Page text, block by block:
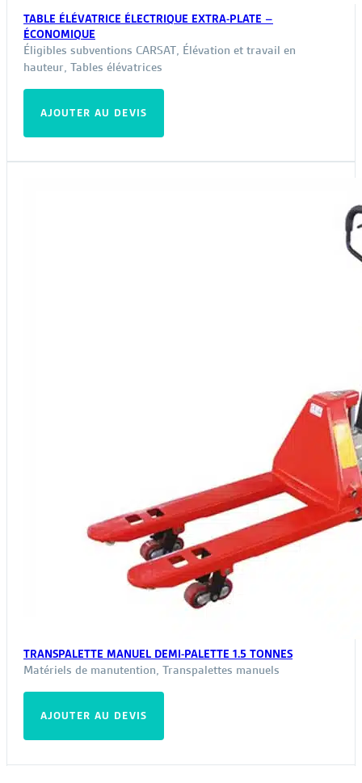
TABLE ÉLÉVATRICE ÉLECTRIQUE EXTRA-PLATE –
ÉCONOMIQUE
Éligibles subventions CARSAT, Élévation et travail en
hauteur, Tables élévatrices
AJOUTER AU DEVIS
TRANSPALETTE MANUEL DEMI-PALETTE 1.5 TONNES
Matériels de manutention, Transpalettes manuels
AJOUTER AU DEVIS